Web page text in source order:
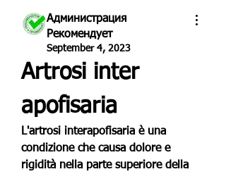
Администрация
Рекомендует
September 4, 2023
Artrosi inter
apofisaria
L'artrosi interapofisaria è una
condizione che causa dolore e
rigidità nella parte superiore della